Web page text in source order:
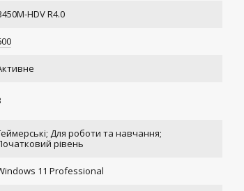
HDV R4.0
Для роботи та навчання;
рівень
11 Professional